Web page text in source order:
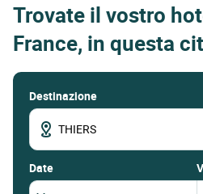
Trovate il vostro
France, in questa
Destinazione
date